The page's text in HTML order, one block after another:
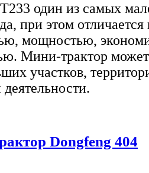
один из самых
при этом отличается
мощностью,
Мини-трактор
участков,
Dongfeng 404